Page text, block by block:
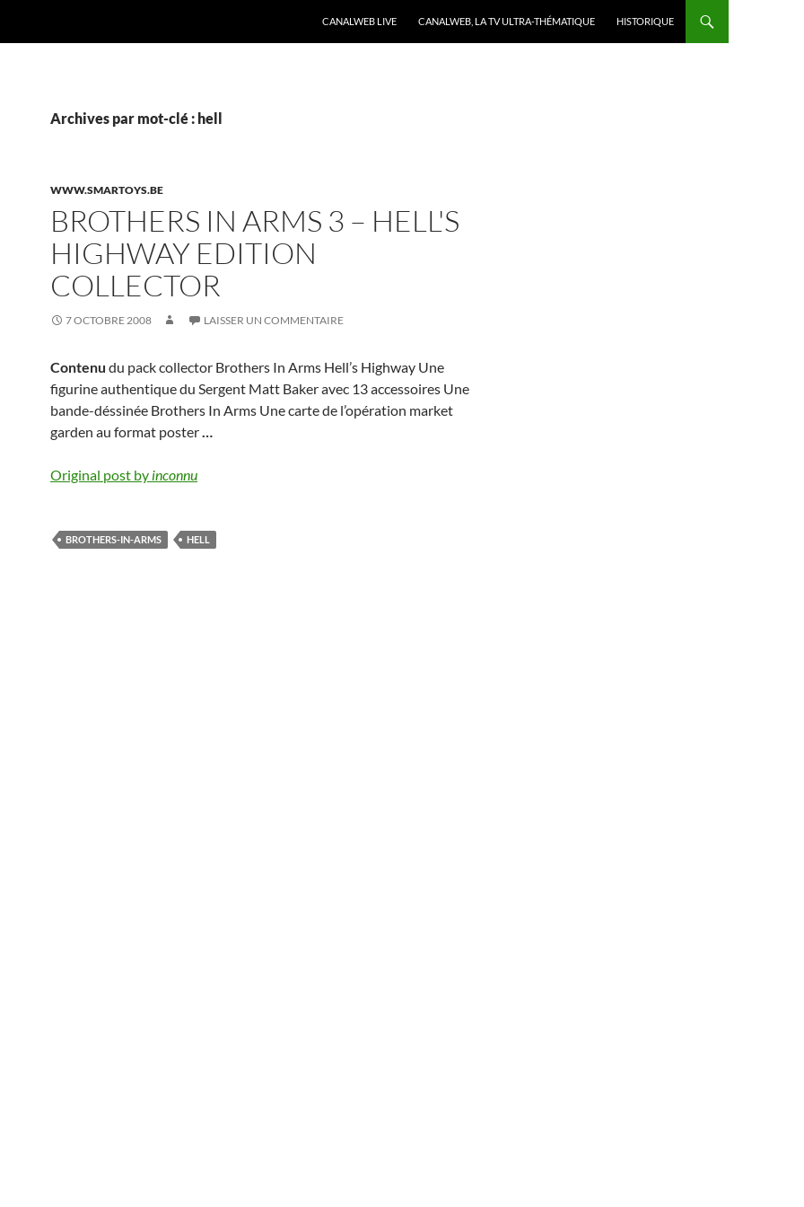
CANALWEB LIVE CANALWEB, LA TV ULTRA-THÉMATIQUE HISTORIQUE
Archives par mot-clé : hell
WWW.SMARTOYS.BE
BROTHERS IN ARMS 3 – HELL'S
HIGHWAY EDITION
COLLECTOR
7 OCTOBRE 2008 LAISSER UN COMMENTAIRE
Contenu du pack collector Brothers In Arms Hell’s Highway Une
figurine authentique du Sergent Matt Baker avec 13 accessoires Une
bande-déssinée Brothers In Arms Une carte de l’opération market
garden au format poster…
Original post by inconnu
BROTHERS-IN-ARMS HELL